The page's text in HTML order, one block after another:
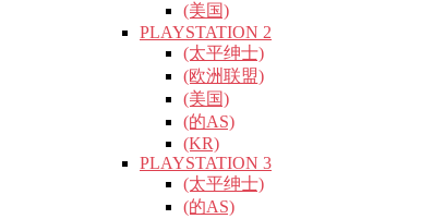
(美国)
PLAYSTATION 2
(太平绅士)
(欧洲联盟)
(美国)
(的AS)
(KR)
PLAYSTATION 3
(太平绅士)
(的AS)